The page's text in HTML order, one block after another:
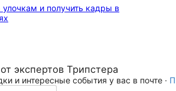
и получить кадры в
экспертов Трипстера
и интересные события у вас в почте ·